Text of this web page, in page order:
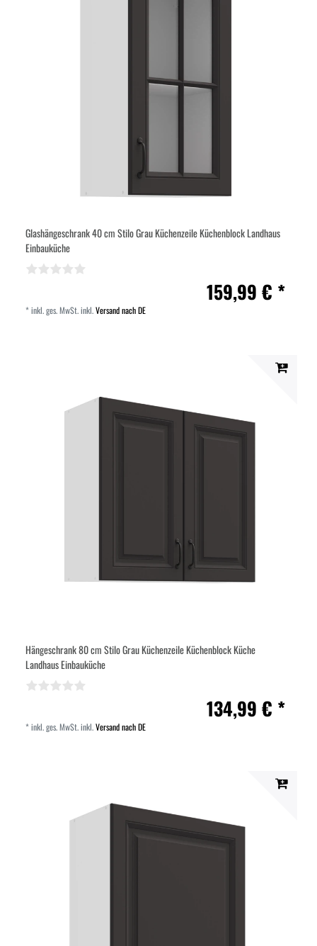
Glashängeschrank 40 cm Stilo Grau Küchenzeile Küchenblock Landhaus
Einbauküche
159,99 € *
*inkl. ges. MwSt.inkl.Versand nach DE
Hängeschrank 80 cm Stilo Grau Küchenzeile Küchenblock Küche
Landhaus Einbauküche
134,99 € *
*inkl. ges. MwSt.inkl.Versand nach DE